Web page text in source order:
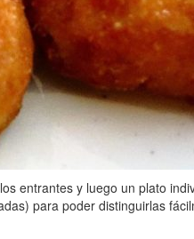
entrantes y luego un plato
para poder distinguirlas